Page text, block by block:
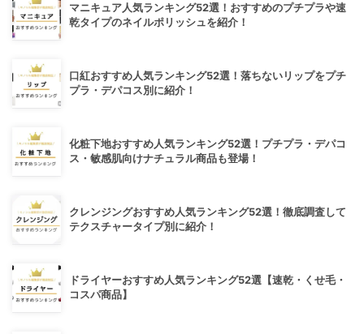
マニキュア人気ランキング52選！おすすめのプチプラや速
乾タイプのネイルポリッシュを紹介！
口紅おすすめ人気ランキング52選！落ちないリップをプチ
プラ・デパコス別に紹介！
化粧下地おすすめ人気ランキング52選！プチプラ・デパコ
ス・敏感肌向けナチュラル商品も登場！
クレンジングおすすめ人気ランキング52選！徹底調査して
テクスチャータイプ別に紹介！
ドライヤーおすすめ人気ランキング52選【速乾・くせ毛・
コスパ商品】